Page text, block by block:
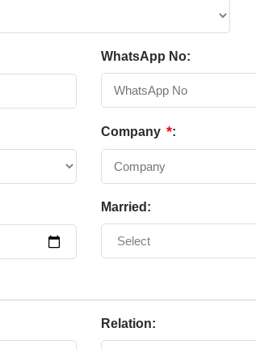
WhatsApp No:
Company *:
Married:
Relation: